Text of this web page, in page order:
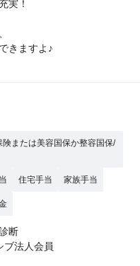
実！
きますよ♪
または美容国保か整容国保/
住宅手当 家族手当
断
ブ法人会員